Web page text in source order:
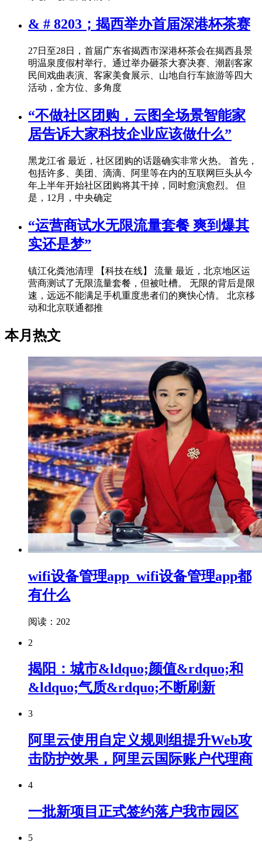
& # 8203；揭西举办首届深港杯茶赛
27日至28日，首届广东省揭西市深港杯茶会在揭西县景
明温泉度假村举行。通过举办砸茶大赛决赛、潮剧客家
民间戏曲表演、客家美食展示、山地自行车旅游等四大
活动，全方位、多角度
“不做社区团购，云图全场景智能家
居告诉大家科技企业应该做什么”
黑龙江省 最近，社区团购的话题确实非常火热。 首先，
包括许多、美团、滴滴、阿里等在内的互联网巨头从今
年上半年开始社区团购将其干掉，同时愈演愈烈。 但
是，12月，中央确定
“运营商试水无限流量套餐 爽到爆其
实还是梦”
镇江化粪池清理 【科技在线】 流量 最近，北京地区运
营商测试了无限流量套餐，但被吐槽。 无限的背后是限
速，远远不能满足手机重度患者们的爽快心情。 北京移
动和北京联通都推
本月热文
wifi设备管理app_wifi设备管理app都
有什么
阅读：202
2
揭阳：城市&ldquo;颜值&rdquo;和
&ldquo;气质&rdquo;不断刷新
3
阿里云使用自定义规则组提升Web攻
击防护效果，阿里云国际账户代理商
4
一批新项目正式签约落户我市园区
5